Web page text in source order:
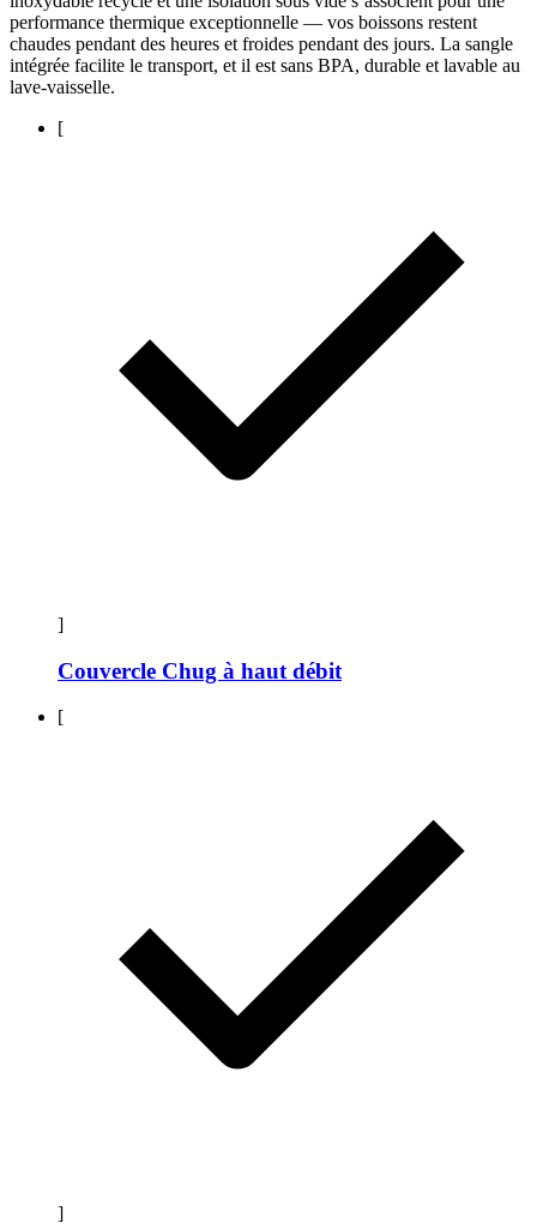
performance thermique exceptionnelle — vos boissons restent
chaudes pendant des heures et froides pendant des jours. La sangle
intégrée facilite le transport, et il est sans BPA, durable et lavable au
lave-vaisselle.
[
]
Couvercle Chug à haut débit
[
]